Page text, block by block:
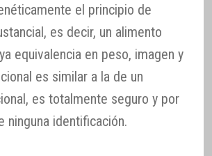
el principio de
es decir, un alimento
equivalencia en peso, imagen y
es similar a la de un
es totalmente seguro y por
ninguna identificación.